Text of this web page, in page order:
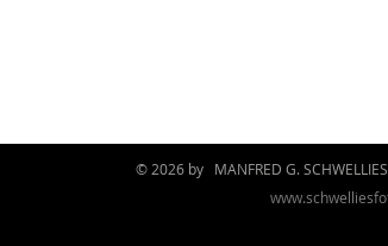
© 2026 by MANFRED G.